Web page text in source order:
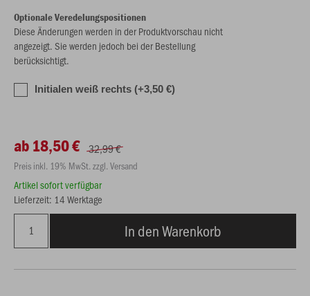
Optionale Veredelungspositionen
Diese Änderungen werden in der Produktvorschau nicht
angezeigt. Sie werden jedoch bei der Bestellung
berücksichtigt.
Initialen weiß rechts (+3,50 €)
ab 18,50 € 32,99 €
Preis inkl. 19% MwSt. zzgl. Versand
Artikel sofort verfügbar
Lieferzeit: 14 Werktage
In den Warenkorb